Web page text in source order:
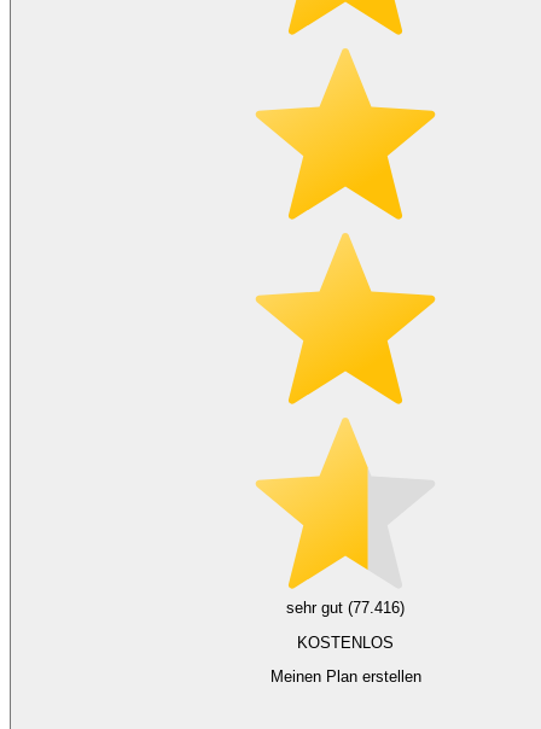
sehr gut (77.416)
KOSTENLOS
Meinen Plan erstellen